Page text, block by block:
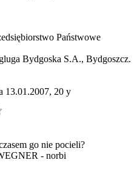
Państwowe
Bydgoska S.A., Bydgoszcz.
13.01.2007, 20 y
go nie pocieli?
- norbi